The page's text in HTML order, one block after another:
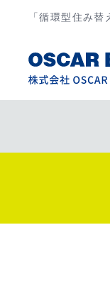
「循環型住み